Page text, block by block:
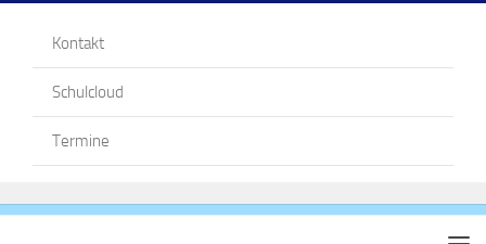
Kontakt
Schulcloud
Termine